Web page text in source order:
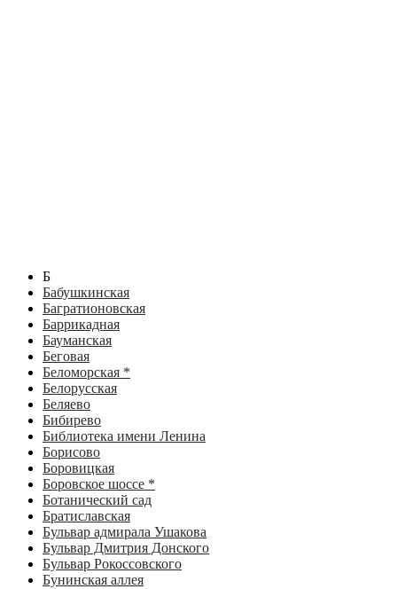
Б
Бабушкинская
Багратионовская
Баррикадная
Бауманская
Беговая
Беломорская *
Белорусская
Беляево
Бибирево
Библиотека имени Ленина
Борисово
Боровицкая
Боровское шоссе *
Ботанический сад
Братиславская
Бульвар адмирала Ушакова
Бульвар Дмитрия Донского
Бульвар Рокоссовского
Бунинская аллея